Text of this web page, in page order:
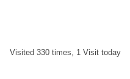
Visited 330 times, 1 Visit today